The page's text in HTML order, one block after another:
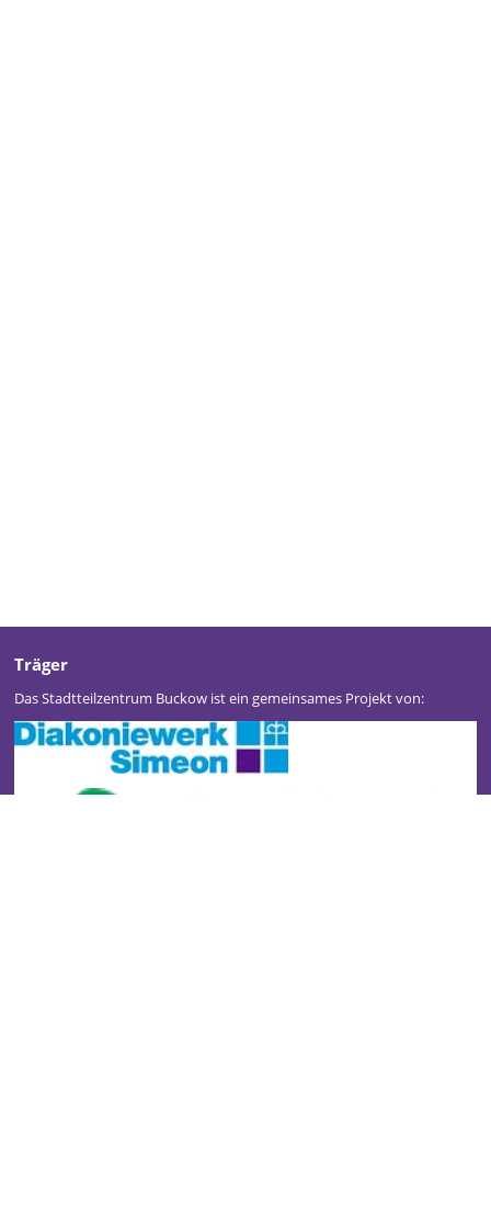
Träger
Das Stadtteilzentrum Buckow ist ein gemeinsames Projekt von: